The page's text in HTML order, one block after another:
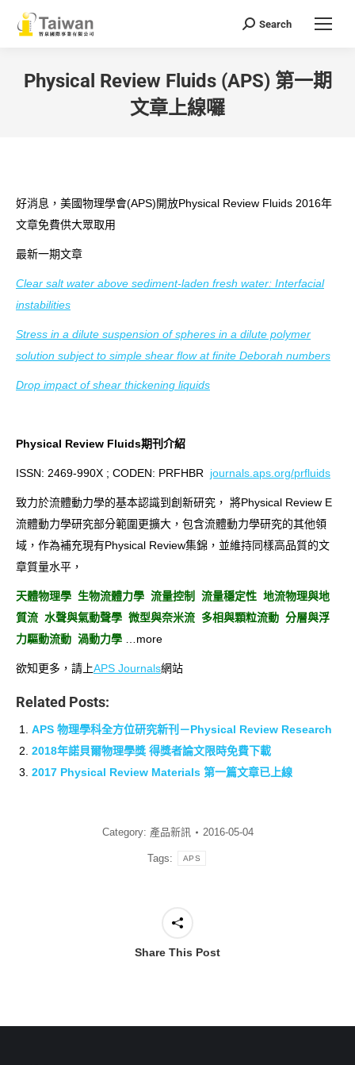
Search:
Search
Physical Review Fluids (APS) 第一期
文章上線囉
好消息，美國物理學會(APS)開放Physical Review Fluids 2016年
文章免費供大眾取用
最新一期文章
Clear salt water above sediment-laden fresh water: Interfacial
instabilities
Stress in a dilute suspension of spheres in a dilute polymer
solution subject to simple shear flow at finite Deborah numbers
Drop impact of shear thickening liquids
Physical Review Fluids期刊介紹
ISSN: 2469-990X ; CODEN: PRFHBR journals.aps.org/prfluids
致力於流體動力學的基本認識到創新研究， 將Physical Review E
流體動力學研究部分範圍更擴大，包含流體動力學研究的其他領
域，作為補充現有Physical Review集錦，並維持同樣高品質的文
章質量水平，
天體物理學 生物流體力學 流量控制 流量穩定性 地流物理與地
質流 水聲與氣動聲學 微型與奈米流 多相與顆粒流動 分層與浮
力驅動流動 渦動力學 …more
欲知更多，請上APS Journals網站
Related Posts:
APS 物理學科全方位研究新刊－Physical Review Research
2018年諾貝爾物理學獎 得獎者論文限時免費下載
2017 Physical Review Materials 第一篇文章已上線
Category: 產品新訊 2016-05-04
Tags: APS
Share This Post